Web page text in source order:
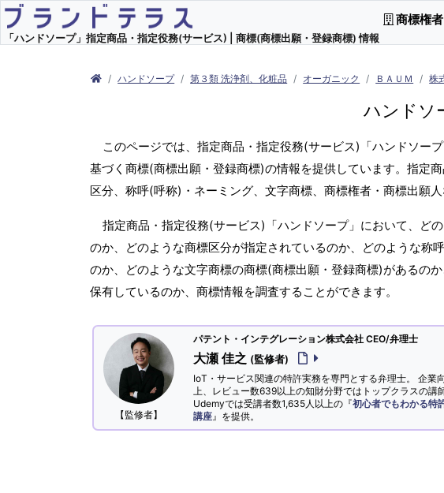
「ハンドソープ」指定商品・指定役務(サービス) | 商標(商標出願・登録商標) 情報
商標権者
ハンドソープ 第３類 洗浄剤、化粧品 オーガニック ＢＡＵＭ 株
ハンドソ
このページでは、指定商品・指定役務(サービス)「ハンドソー
基づく商標(商標出願・登録商標)の情報を提供しています。指定
区分、称呼(呼称)・ネーミング、文字商標、商標権者・商標出願
指定商品・指定役務(サービス)「ハンドソープ」において、ど
のか、どのような商標区分が指定されているのか、どのような
のか、どのような文字商標の商標(商標出願・登録商標)があるの
保有しているのか、商標情報を調査することができます。
【監修者】
パテント・インテグレーション株式会社 CEO/弁理士
大瀬 佳之 (監修者)
IoT・サービス関連の特許実務を専門とする弁理士。 企
上、レビュー数639以上の知財分野ではトップクラスの講師
Udemyでは受講者数1,635人以上の『初心者でもわかる特
講座 』を提供。